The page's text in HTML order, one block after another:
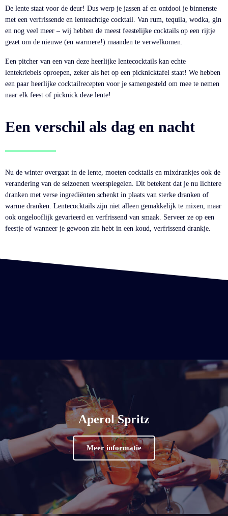
De lente staat voor de deur! Dus werp je jassen af en ontdooi je binnenste
met een verfrissende en lenteachtige cocktail. Van rum, tequila, wodka, gin
en nog veel meer – wij hebben de meest feestelijke cocktails op een rijtje
gezet om de nieuwe (en warmere!) maanden te verwelkomen.
Een pitcher van een van deze heerlijke lentecocktails kan echte
lentekriebels oproepen, zeker als het op een picknicktafel staat! We hebben
een paar heerlijke cocktailrecepten voor je samengesteld om mee te nemen
naar elk feest of picknick deze lente!
Een verschil als dag en nacht
Nu de winter overgaat in de lente, moeten cocktails en mixdrankjes ook de
verandering van de seizoenen weerspiegelen. Dit betekent dat je nu lichtere
dranken met verse ingrediënten schenkt in plaats van sterke dranken of
warme dranken. Lentecocktails zijn niet alleen gemakkelijk te mixen, maar
ook ongelooflijk gevarieerd en verfrissend van smaak. Serveer ze op een
feestje of wanneer je gewoon zin hebt in een koud, verfrissend drankje.
Aperol Spritz
Meer informatie